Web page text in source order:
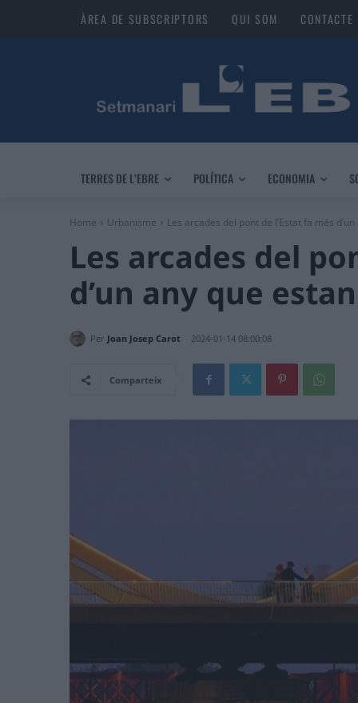
ÀREA DE SUBSCRIPTORS QUI SOM CONTACTE
TERRES DE L’EBRE POLÍTICA ECONOMIA
Home Urbanisme Les arcades del pont de l’Estat fa més
Les arcades del
d’un any que
Per Joan Josep Carot 2024-01-14 08:00:08
Comparteix